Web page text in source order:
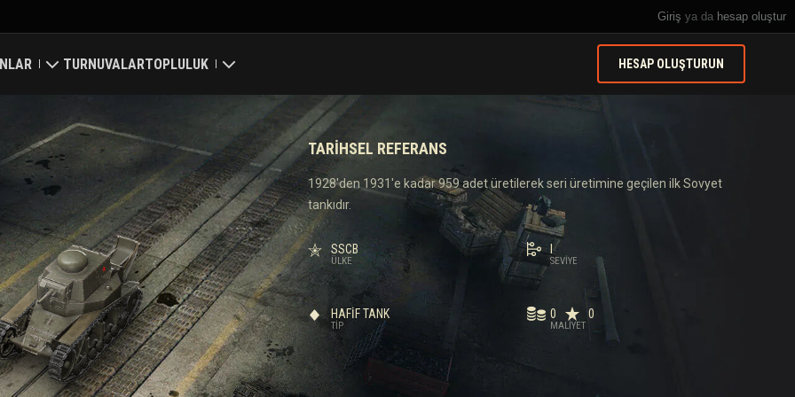
Giriş ya da hesap oluştur
Haritası
Reytingleri
TURNUVALARTOPLULUK
Oyuncu Ara
Arkadaş Öner
Discord
Mod Merkezi
Medya
HESAP OLUŞTURUN
TARIHSEL REFERANS
1928'den 1931'e kadar 959 adet üretilerek seri üretimine geçilen ilk Sovyet
tankıdır.
ÜLKE
SSCB
SEVIYE
I
TIP
HAFIF TANK
MALIYET
0 0